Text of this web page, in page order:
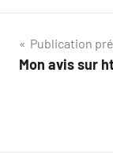
de
Publication
Mon avis sur